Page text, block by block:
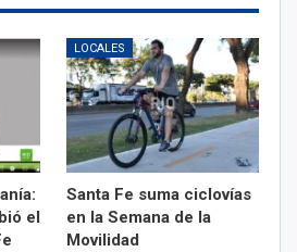
el
LOCALES
Santa Fe suma ciclovías
en la Semana de la
Movilidad